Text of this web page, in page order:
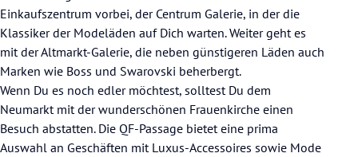
Einkaufszentrum vorbei, der Centrum Galerie, in der die
Klassiker der Modeläden auf Dich warten. Weiter geht es
mit der Altmarkt-Galerie, die neben günstigeren Läden auch
Marken wie Boss und Swarovski beherbergt.
Wenn Du es noch edler möchtest, solltest Du dem
Neumarkt mit der wunderschönen Frauenkirche einen
Besuch abstatten. Die QF-Passage bietet eine prima
Auswahl an Geschäften mit Luxus-Accessoires sowie Mode